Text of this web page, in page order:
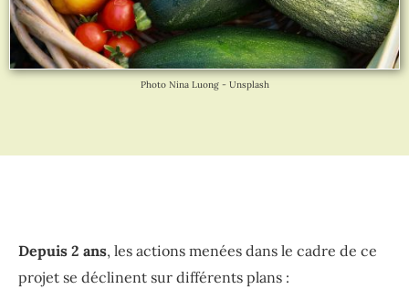
Photo Nina Luong - Unsplash
Depuis 2 ans, les actions menées dans le cadre de ce
projet se déclinent sur différents plans :